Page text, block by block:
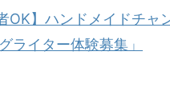
OK】ハンドメイドチャ
グライター体験募集」